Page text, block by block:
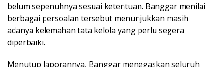
belum sepenuhnya sesuai ketentuan. Banggar menilai
berbagai persoalan tersebut menunjukkan masih
adanya kelemahan tata kelola yang perlu segera
diperbaiki.
Menutup laporannya, Banggar menegaskan seluruh